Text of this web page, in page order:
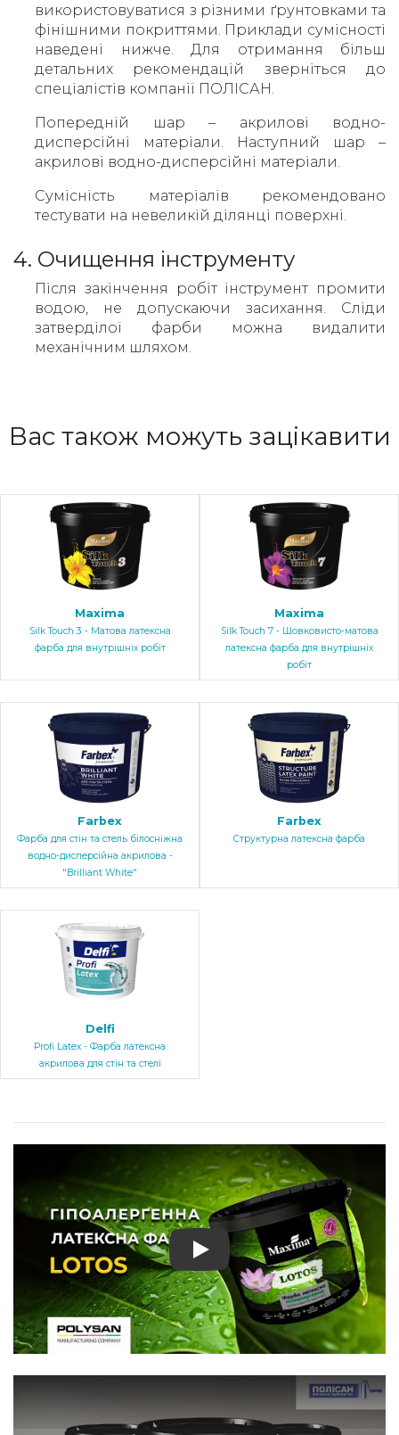
використовуватися з різними ґрунтовками та
фінішними покриттями. Приклади сумісності
наведені нижче. Для отримання більш
детальних рекомендацій зверніться до
спеціалістів компанії ПОЛІСАН.
Попередній шар – акрилові водно-
дисперсійні матеріали. Наступний шар –
акрилові водно-дисперсійні матеріали.
Сумісність матеріалів рекомендовано
тестувати на невеликій ділянці поверхні.
4. Очищення інструменту
Після закінчення робіт інструмент промити
водою, не допускаючи засихання. Сліди
затверділої фарби можна видалити
механічним шляхом.
Вас також можуть зацікавити
Maxima
Silk Touch 3 - Матова латексна
фарба для внутрішніх робіт
Maxima
Silk Touch 7 - Шовковисто-матова
латексна фарба для внутрішніх
робіт
Farbex
Фарба для стін та стель білосніжна
водно-дисперсійна акрилова -
"Brilliant White"
Farbex
Структурна латексна фарба
Delfi
Profi Latex - Фарба латексна
акрилова для стін та стелі
Play: Mattlatex